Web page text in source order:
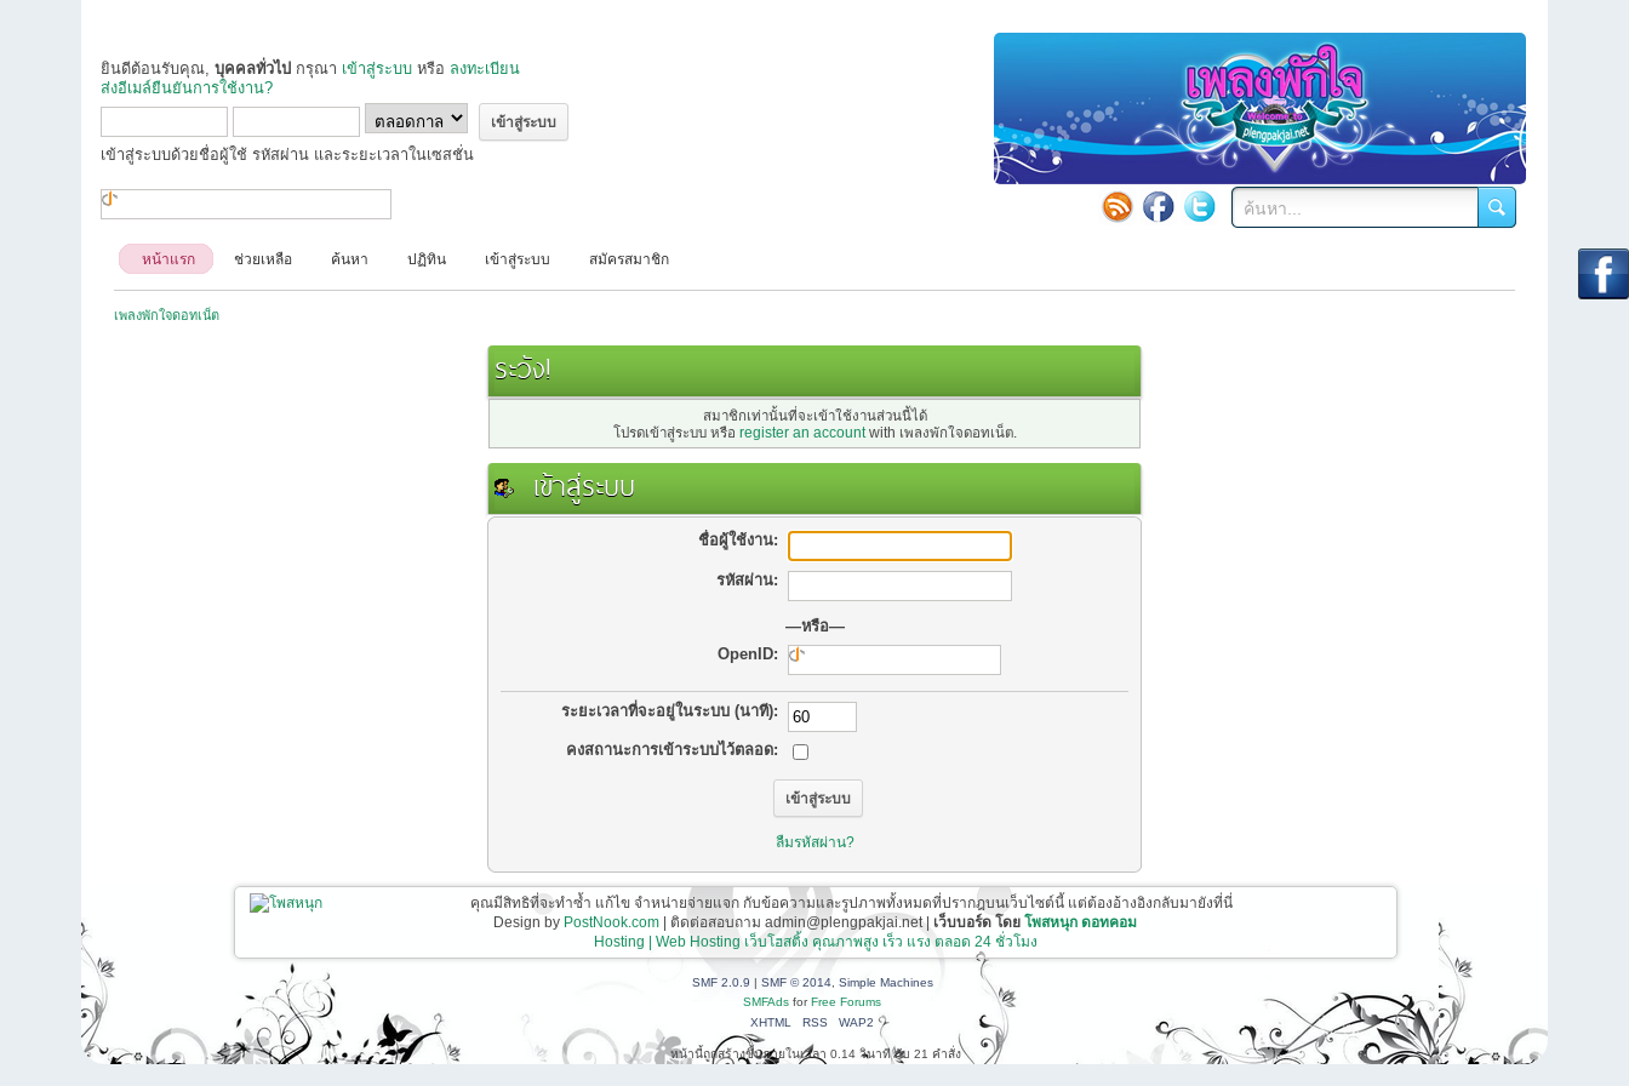
ยินดีต้อนรับคุณ,บุคคลทั่วไป กรุณา เข้าสู่ระบบ หรือ ลงทะเบียน
ส่งอีเมล์ยืนยันการใช้งาน?
เข้าสู่ระบบด้วยชื่อผู้ใช้ รหัสผ่าน และระยะเวลาในเซสชั่น
หน้าแรก ช่วยเหลือ ค้นหา ปฏิทิน เข้าสู่ระบบ สมัครสมาชิก
เพลงพักใจดอทเน็ต
ระวัง!
สมาชิกเท่านั้นที่จะเข้าใช้งานส่วนนี้ได้
โปรดเข้าสู่ระบบ หรือ register an accountwith เพลงพักใจดอทเน็ต.
เข้าสู่ระบบ
ชื่อผู้ใช้งาน:
รหัสผ่าน:
—หรือ—
OpenID:
ระยะเวลาที่จะอยู่ในระบบ (นาที):
คงสถานะการเข้าระบบไว้ตลอด:
ลืมรหัสผ่าน?
คุณมีสิทธิที่จะทำซ้ำ แก้ไข จำหน่ายจ่ายแจก กับข้อความและรูปภาพทั้งหมดที่ปรากฎบนเว็บไซต์นี้ แต่ต้องอ้างอิงกลับมายังที่นี่
Design by PostNook.com | ติดต่อสอบถาม admin@plengpakjai.net | เว็บบอร์ด โดย โพสหนุก ดอทคอม
Hosting | Web Hosting เว็บโฮสติ้ง คุณภาพสูง เร็ว แรง ตลอด 24 ชั่วโมง
SMF 2.0.9 | SMF © 2014, Simple Machines
SMFAds forFree Forums
XHTML
RSS WAP2
หน้านี้ถูกสร้างขึ้นภายในเวลา 0.14 วินาที กับ 21 คำสั่ง